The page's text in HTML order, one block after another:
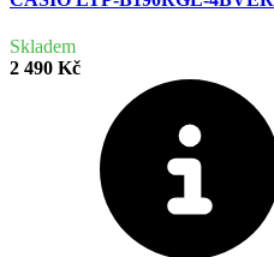
Skladem
2 490 Kč